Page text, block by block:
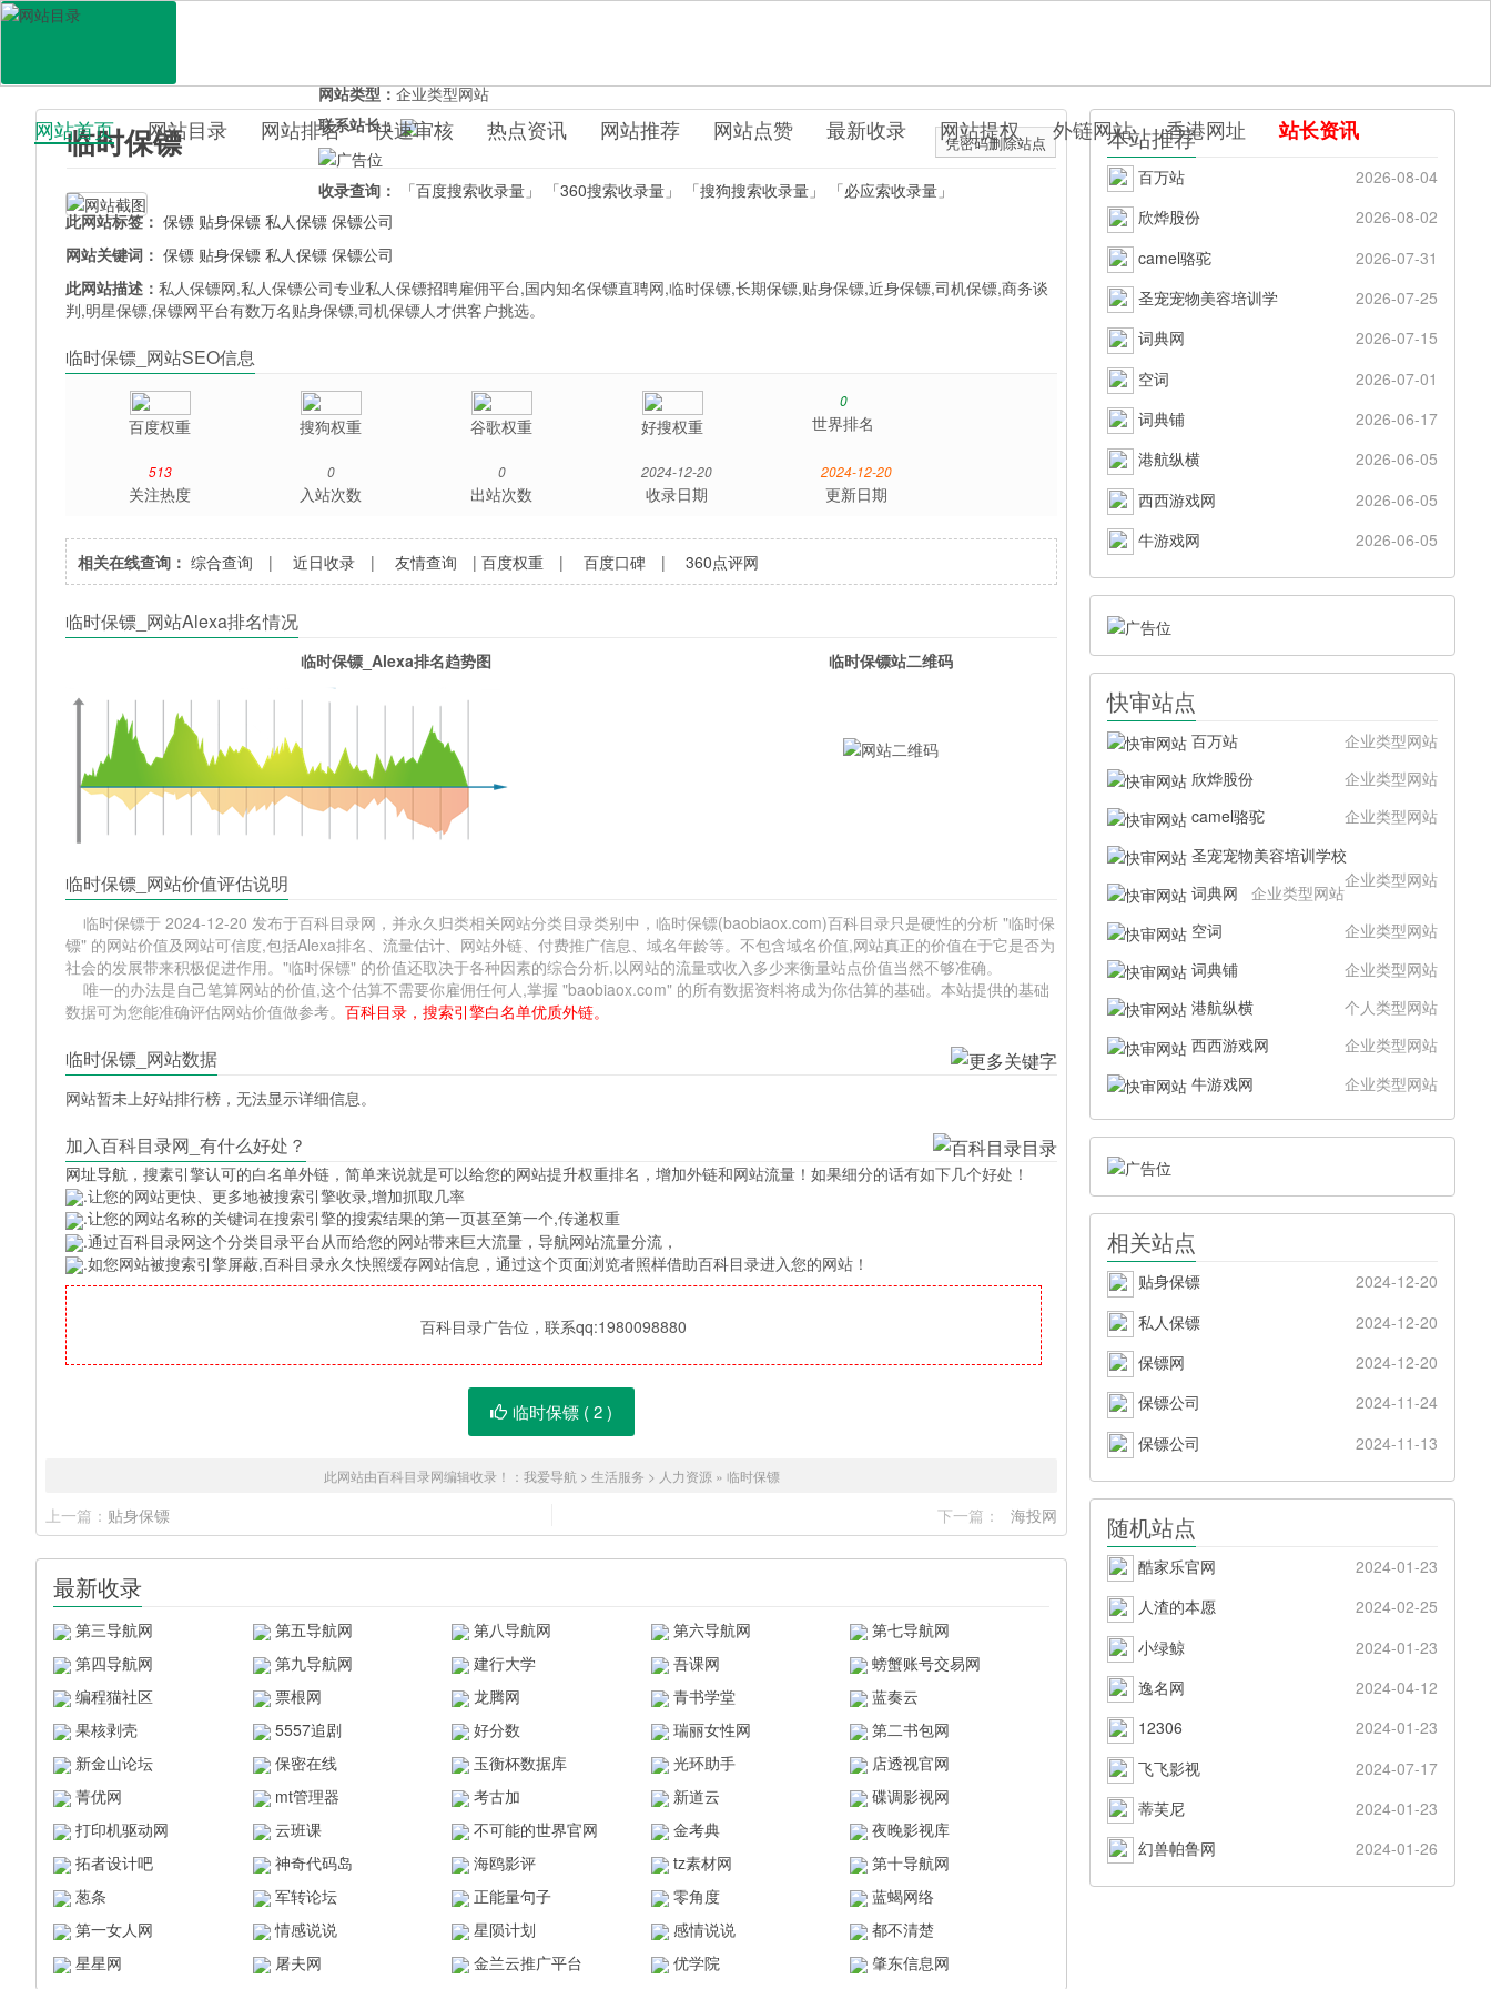
百科目录
网站首页 网站目录 网站排名 快速审核 热点资讯 网站推荐 网站点赞 最新收录 网站提权 外链网站 香港网址 站长资讯
临时保镖 凭密码删除站点
网站类型：企业类型网站
联系站长：
收录查询： 「百度搜索收录量」 「360搜索收录量」 「搜狗搜索收录量」
「必应索收录量」
此网站标签： 保镖 贴身保镖 私人保镖 保镖公司
网站关键词： 保镖 贴身保镖 私人保镖 保镖公司
此网站描述：私人保镖网,私人保镖公司专业私人保镖招聘雇佣平台,国内知名保镖直聘网,临时保镖,长期保镖,贴身保镖,近身保镖,司机保镖,商务谈
判,明星保镖,保镖网平台有数万名贴身保镖,司机保镖人才供客户挑选。
临时保镖_网站SEO信息
百度权重 搜狗权重 谷歌权重 好搜权重
0
世界排名
513
关注热度
0
入站次数
0
出站次数
2024-12-20
收录日期
2024-12-20
更新日期
相关在线查询： 综合查询 |近日收录 |友情查询 |百度权重 |百度口碑 |360点评网
临时保镖_网站Alexa排名情况
临时保镖_Alexa排名趋势图 临时保镖站二维码
临时保镖_网站价值评估说明
临时保镖于 2024-12-20 发布于百科目录网，并永久归类相关网站分类目录类别中，临时保镖(baobiaox.com)百科目录只是硬性的分析 "临时保
镖" 的网站价值及网站可信度,包括Alexa排名、流量估计、网站外链、付费推广信息、域名年龄等。不包含域名价值,网站真正的价值在于它是否为
社会的发展带来积极促进作用。"临时保镖" 的价值还取决于各种因素的综合分析,以网站的流量或收入多少来衡量站点价值当然不够准确。
唯一的办法是自己笔算网站的价值,这个估算不需要你雇佣任何人,掌握 "baobiaox.com" 的所有数据资料将成为你估算的基础。本站提供的基础
数据可为您能准确评估网站价值做参考。百科目录，搜索引擎白名单优质外链。
临时保镖_网站数据
网站暂未上好站排行榜，无法显示详细信息。
加入百科目录网_有什么好处？
网址导航 ，搜素引擎认可的白名单外链，简单来说就是可以给您的网站提升权重排名，增加外链和网站流量！如果细分的话有如下几个好处！
.让您的网站更快、更多地被搜索引擎收录,增加抓取几率
.让您的网站名称的关键词在搜索引擎的搜索结果的第一页甚至第一个,传递权重
.通过百科目录网这个分类目录平台从而给您的网站带来巨大流量，导航网站流量分流，
.如您网站被搜索引擎屏蔽,百科目录永久快照缓存网站信息，通过这个页面浏览者照样借助百科目录进入您的网站！
百科目录广告位，联系qq:1980098880
临时保镖 (2)
此网站由百科目录网编辑收录！： 我爱导航 > 生活服务 > 人力资源 » 临时保镖
上一篇： 贴身保镖 下一篇： 海投网
最新收录
第三导航网 第五导航网 第八导航网 第六导航网
第七导航网
第四导航网
第九导航网 建行大学 吾课网
螃蟹账号交易网
编程猫社区
票根网 龙腾网 青书学堂
蓝奏云
果核剥壳
5557追剧 好分数 瑞丽女性网
第二书包网
新金山论坛
保密在线 玉衡杯数据库 光环助手
店透视官网
菁优网
mt管理器 考古加 新道云
碟调影视网
打印机驱动网
云班课 不可能的世界官网 金考典
夜晚影视库
拓者设计吧
神奇代码岛 海鸥影评 tz素材网
第十导航网
葱条
军转论坛 正能量句子 零角度
蓝蝎网络
第一女人网
情感说说 星陨计划 感情说说
都不清楚
星星网
屠夫网 金兰云推广平台 优学院 肇东信息网
本站推荐
百万站
2026-08-04
欣烨股份
2026-08-02
camel骆驼
2026-07-31
圣宠宠物美容培训学
2026-07-25
词典网
2026-07-15
空词
2026-07-01
词典铺
2026-06-17
港航纵横
2026-06-05
西西游戏网
2026-06-05
牛游戏网
2026-06-05
快审站点
百万站
企业类型网站
欣烨股份
企业类型网站
camel骆驼
企业类型网站
圣宠宠物美容培训学校
企业类型网站
词典网
企业类型网站
空词
企业类型网站
词典铺
企业类型网站
港航纵横
个人类型网站
西西游戏网
企业类型网站
牛游戏网
企业类型网站
相关站点
贴身保镖
2024-12-20
私人保镖
2024-12-20
保镖网
2024-12-20
保镖公司
2024-11-24
保镖公司
2024-11-13
随机站点
酷家乐官网
2024-01-23
人渣的本愿
2024-02-25
小绿鲸
2024-01-23
逸名网
2024-04-12
12306
2024-01-23
飞飞影视
2024-07-17
蒂芙尼
2024-01-23
幻兽帕鲁网
2024-01-26